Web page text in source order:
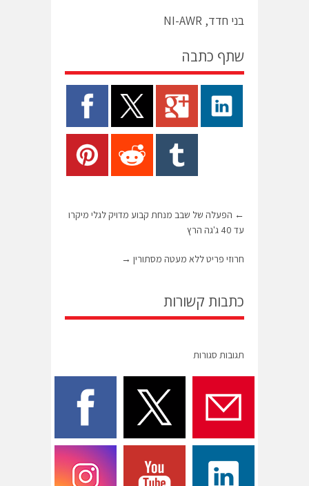
בני חדד, NI-AWR
שתף כתבה
← הפעלה של שבב מנחת קבוע מדויק לגלי מיקרו
עד 40 ג'גה הרץ
חרוזי פריט ללא מעטה מסתורין →
כתבות קשורות
תגובות סגורות